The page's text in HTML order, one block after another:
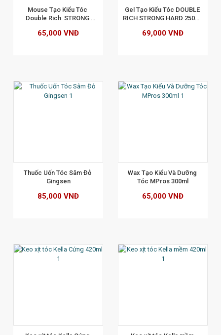
Mouse Tạo Kiểu Tóc
Double Rich  STRONG
65,000 VNĐ
Gel Tạo Kiểu Tóc DOUBLE
RICH STRONG HARD 250ml
69,000 VNĐ
Thuốc Uốn Tóc Sâm Đỏ
Gingsen
85,000 VNĐ
Wax Tạo Kiểu Và Dưỡng
Tóc MPros 300ml
65,000 VNĐ